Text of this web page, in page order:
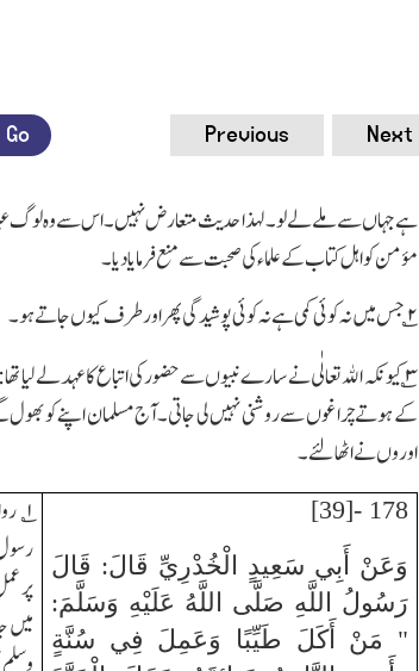
Go Previous Next
ہے جہاں سے ملے لے لو۔لہذا حدیث متعارض نہیں۔اس سے وہ لوگ
مؤمن کو اہل کتاب کے علماء کی صحبت سے منع فرمایا دیا۔
۲؎ جس میں نہ کوئی کمی ہے نہ کوئی پوشیدگی پھر اور طرف کیوں جاتے ہو۔
۳؎ کیونکہ اﷲ تعالٰی نے سارے نبیوں سے حضور کی اتباع کا عہد لے لیا
کے ہوتے چراغوں سے روشنی نہیں لی جاتی۔آج مسلمان اپنے کو
اوروں نے اٹھالئے۔
178 -[39]
وَعَنْ أَبِي سَعِيدٍ الْخُدْرِيِّ قَالَ: قَالَ
رَسُولُ اللَّهِ صَلَّى اللَّهُ عَلَيْهِ وَسَلَّمَ:
" مَنْ أَكَلَ طَيِّبًا وَعَمِلَ فِي سُنَّةٍ
۱؎
پر
میں